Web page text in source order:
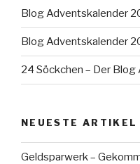
Blog Adventskalender
Blog Adventskalender
24 Söckchen – Der
NEUESTE ARTIKEL
Geldsparwerk –